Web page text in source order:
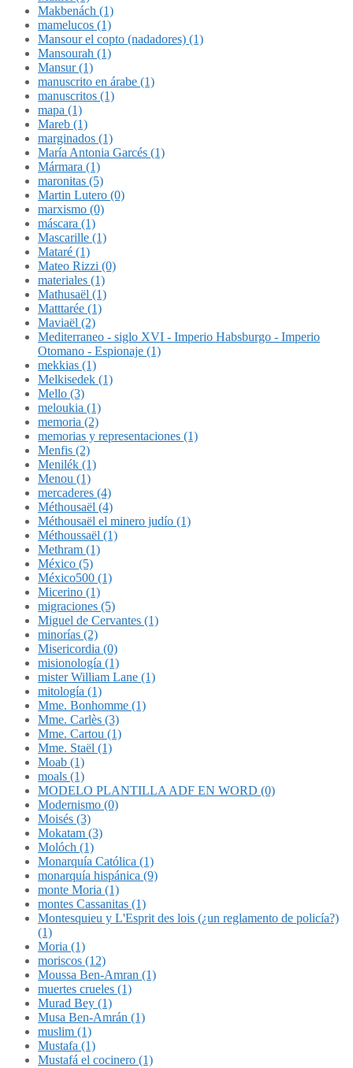
Makbenách (1)
mamelucos (1)
Mansour el copto (nadadores) (1)
Mansourah (1)
Mansur (1)
manuscrito en árabe (1)
manuscritos (1)
mapa (1)
Mareb (1)
marginados (1)
María Antonia Garcés (1)
Mármara (1)
maronitas (5)
Martin Lutero (0)
marxismo (0)
máscara (1)
Mascarille (1)
Mataré (1)
Mateo Rizzi (0)
materiales (1)
Mathusaël (1)
Matttarée (1)
Maviaël (2)
Mediterraneo - siglo XVI - Imperio Habsburgo - Imperio
Otomano - Espionaje (1)
mekkias (1)
Melkisedek (1)
Mello (3)
meloukia (1)
memoria (2)
memorias y representaciones (1)
Menfis (2)
Menilék (1)
Menou (1)
mercaderes (4)
Méthousaël (4)
Méthousaël el minero judío (1)
Méthoussaël (1)
Methram (1)
México (5)
México500 (1)
Micerino (1)
migraciones (5)
Miguel de Cervantes (1)
minorías (2)
Misericordia (0)
misionología (1)
mister William Lane (1)
mitología (1)
Mme. Bonhomme (1)
Mme. Carlès (3)
Mme. Cartou (1)
Mme. Staël (1)
Moab (1)
moals (1)
MODELO PLANTILLA ADF EN WORD (0)
Modernismo (0)
Moisés (3)
Mokatam (3)
Molóch (1)
Monarquía Católica (1)
monarquía hispánica (9)
monte Moria (1)
montes Cassanitas (1)
Montesquieu y L'Esprit des lois (¿un reglamento de policía?)
(1)
Moria (1)
moriscos (12)
Moussa Ben-Amran (1)
muertes crueles (1)
Murad Bey (1)
Musa Ben-Amrán (1)
muslim (1)
Mustafa (1)
Mustafá el cocinero (1)